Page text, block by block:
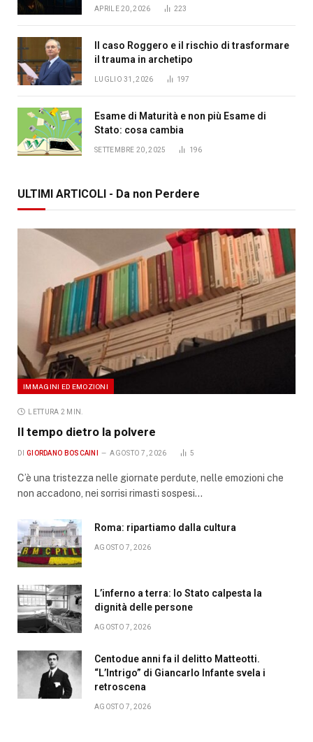
APRILE 20, 2026 223
Il caso Roggero e il rischio di trasformare
il trauma in archetipo
LUGLIO 31, 2026 197
Esame di Maturità e non più Esame di
Stato: cosa cambia
SETTEMBRE 20, 2025 196
ULTIMI ARTICOLI - Da non Perdere
IMMAGINI ED EMOZIONI
LETTURA 2 MIN.
Il tempo dietro la polvere
DI GIORDANO BOSCAINI AGOSTO 7, 2026 5
C’è una tristezza nelle giornate perdute, nelle emozioni che
non accadono, nei sorrisi rimasti sospesi…
Roma: ripartiamo dalla cultura
AGOSTO 7, 2026
L’inferno a terra: lo Stato calpesta la
dignità delle persone
AGOSTO 7, 2026
Centodue anni fa il delitto Matteotti.
“L’Intrigo” di Giancarlo Infante svela i
retroscena
AGOSTO 7, 2026